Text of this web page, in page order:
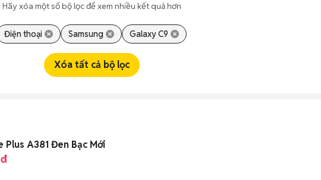
Hãy xóa một số bộ lọc để xem nhiều kết quả hơn
Điện thoại Samsung Galaxy C9
Xóa tất cả bộ lọc
Plus A381 Đen Bạc Mới